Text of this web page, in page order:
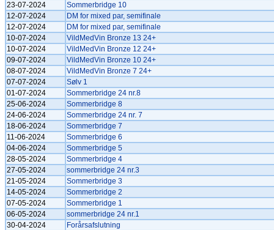
23-07-2024
Sommerbridge 10
12-07-2024
DM for mixed par, semifinale
12-07-2024
DM for mixed par, semifinale
10-07-2024
VildMedVin Bronze 13 24+
10-07-2024
VildMedVin Bronze 12 24+
09-07-2024
VildMedVin Bronze 10 24+
08-07-2024
VildMedVin Bronze 7 24+
07-07-2024
Sølv 1
01-07-2024
Sommerbridge 24 nr.8
25-06-2024
Sommerbridge 8
24-06-2024
Sommerbridge 24 nr. 7
18-06-2024
Sommerbridge 7
11-06-2024
Sommerbridge 6
04-06-2024
Sommerbridge 5
28-05-2024
Sommerbridge 4
27-05-2024
sommerbridge 24 nr.3
21-05-2024
Sommerbridge 3
14-05-2024
Sommerbridge 2
07-05-2024
Sommerbridge 1
06-05-2024
sommerbridge 24 nr.1
30-04-2024
Forårsafslutning